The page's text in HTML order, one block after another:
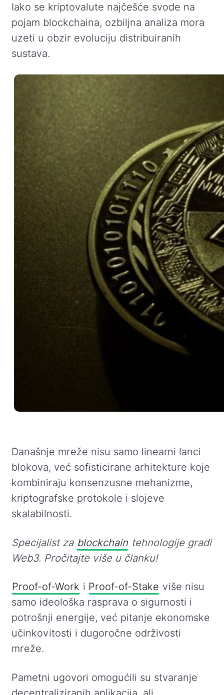
Iako se kriptovalute najčešće svode na
pojam blockchaina, ozbiljna analiza mora
uzeti u obzir evoluciju distribuiranih
sustava.
Današnje mreže nisu samo linearni lanci
blokova, već sofisticirane arhitekture koje
kombiniraju konsenzusne mehanizme,
kriptografske protokole i slojeve
skalabilnosti.
Specijalist za blockchain tehnologije gradi
Web3. Pročitajte više u članku!
Proof-of-Work i Proof-of-Stake više nisu
samo ideološka rasprava o sigurnosti i
potrošnji energije, već pitanje ekonomske
učinkovitosti i dugoročne održivosti
mreže.
Pametni ugovori omogućili su stvaranje